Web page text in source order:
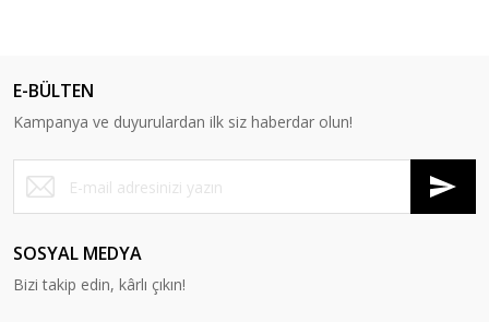
E-BÜLTEN
Kampanya ve duyurulardan ilk siz haberdar olun!
SOSYAL MEDYA
Bizi takip edin, kârlı çıkın!